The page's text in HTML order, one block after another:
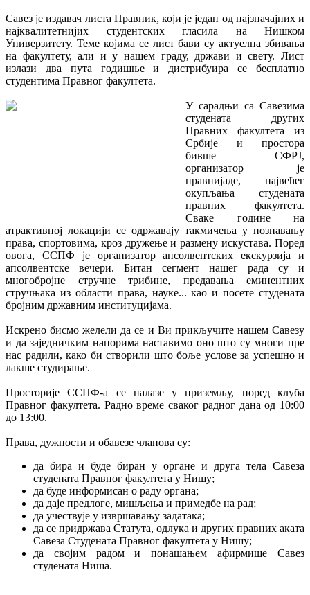
Савез је издавач листа Правник, који је један од најзначајних и
најквалитетнијих студентских гласила на Нишком
Универзитету. Теме којима се лист бави су актуелна збивања
на факултету, али и у нашем граду, држави и свету. Лист
излази два пута годишње и дистрибуира се бесплатно
студентима Правног факултета.
У сарадњи са Савезима
студената других
Правних факултета из
Србије и простора
бивше СФРЈ,
организатор је
правнијаде, највећег
окупљања студената
правних факултета.
Сваке године на
атрактивној локацији се одржавају такмичења у познавању
права, спортовима, кроз дружење и размену искустава. Поред
овога, ССПФ је организатор апсолвентских екскурзија и
апсолвентске вечери. Битан сегмент нашег рада су и
многобројне стручне трибине, предавања еминентних
стручњака из области права, науке... као и посете студената
бројним државним институцијама.
Искрено бисмо желели да се и Ви прикључите нашем Савезу
и да заједничким напорима наставимо оно што су многи пре
нас радили, како би створили што боље услове за успешно и
лакше студирање.
Просторије ССПФ-а се налазе у приземљу, поред клуба
Правног факултета. Радно време сваког радног дана од 10:00
до 13:00.
Права, дужности и обавезе чланова су:
да бира и буде биран у органе и друга тела Савеза
студената Правног факултета у Нишу;
да буде информисан о раду органа;
да даје предлоге, мишљења и примедбе на рад;
да учествује у извршавању задатака;
да се придржава Статута, одлука и других правних аката
Савеза Студената Правног факултета у Нишу;
да својим радом и понашањем афирмише Савез
студената Ниша.